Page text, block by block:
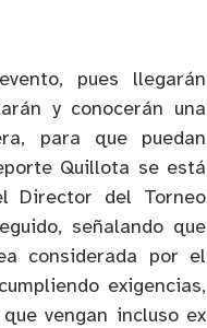
pues llegarán
y conocerán una
para que puedan
Quillota se está
Director del Torneo
señalando que
considerada por el
exigencias,
vengan incluso ex